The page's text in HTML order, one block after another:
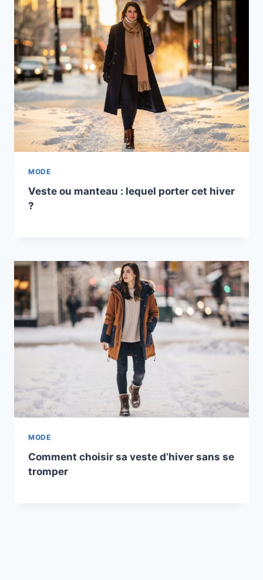
MODE
Veste ou manteau : lequel porter cet hiver
?
MODE
Comment choisir sa veste d’hiver sans se
tromper